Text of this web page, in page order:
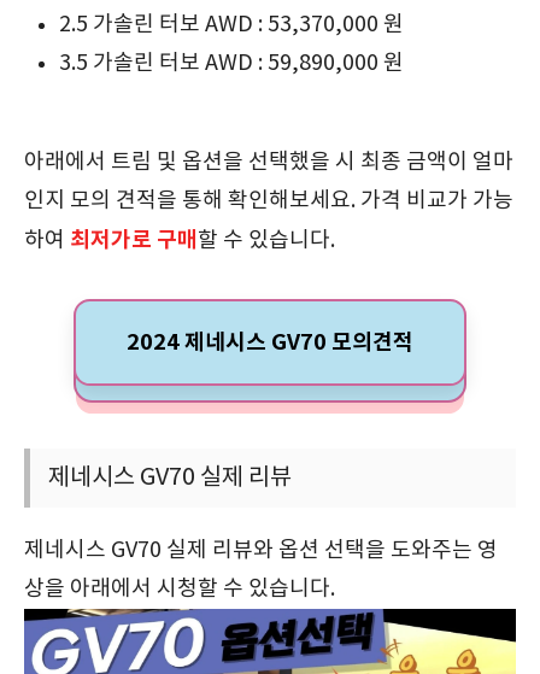
2.5 가솔린 터보 AWD : 53,370,000 원
3.5 가솔린 터보 AWD : 59,890,000 원
아래에서 트림 및 옵션을 선택했을 시 최종 금액이 얼마
인지 모의 견적을 통해 확인해보세요. 가격 비교가 가능
하여 최저가로 구매 할 수 있습니다.
2024 제네시스 GV70 모의견적
제네시스 GV70 실제 리뷰
제네시스 GV70 실제 리뷰와 옵션 선택을 도와주는 영
상을 아래에서 시청할 수 있습니다.